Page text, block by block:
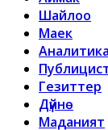
Шайлоо
Маек
Аналитика
Гезиттер
Дүйнө
Маданият